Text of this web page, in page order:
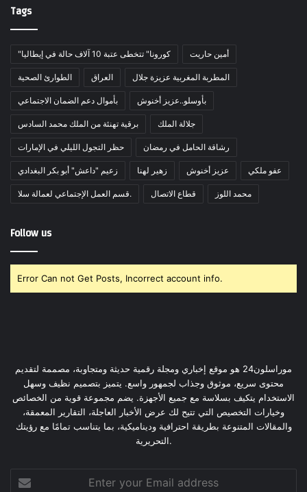
Tags
"كورونا" تتخطى عتبة 10 آلاف حالة في إيطاليا أمين حاريت
الطوارئ الصحية العراق المطربة المغربية عزيزة جلال
بأموال دعم الضمان الاجتماعي بأوسلو..عزيز أخنوش
برقية تهنئة من الملك محمد السادس جلالة الملك
حظر التجول الليلي في الإمارات رشاقة الحامل في رمضان
زعيم "داعش" أبو بكر البغدادي زهير لهنا عزيز أخنوش عفو ملكي
قسم العمل الإجتماعي لعمالة سلا. قطاع الاتصال محمد اللوز
Follow us
Error Can not Get Posts, Incorrect account info.
موراسلون24 هو موقع إخباري ومجلة رقمية حديثة ومتجاوبة، مصممة لتقديم
محتوى سريع، موثوق وجذاب لجمهور واسع. يتميز بتصميم نظيف وسهل
الاستخدام يتكيف بسلاسة مع جميع الأجهزة. يضم مجموعة قوية من الخصائص
وخيارات التخصيص التي تتيح لك عرض الأخبار العاجلة، التقارير المعمقة،
والمقالات المتنوعة بطريقة احترافية وديناميكية، بما يتناسب تمامًا مع رؤيتك
التحريرية.
your